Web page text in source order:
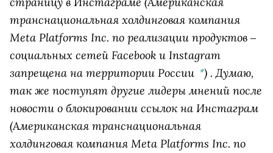
транснациональная холдинговая компания
Meta Platforms Inc. по реализации продуктов ‒
социальных сетей Facebook и Instagram
запрещена на территории России *) . Думаю,
так же поступят другие лидеры мнений после
новости о блокировании ссылок на Инстаграм
(Американская транснациональная
холдинговая компания Meta Platforms Inc. по